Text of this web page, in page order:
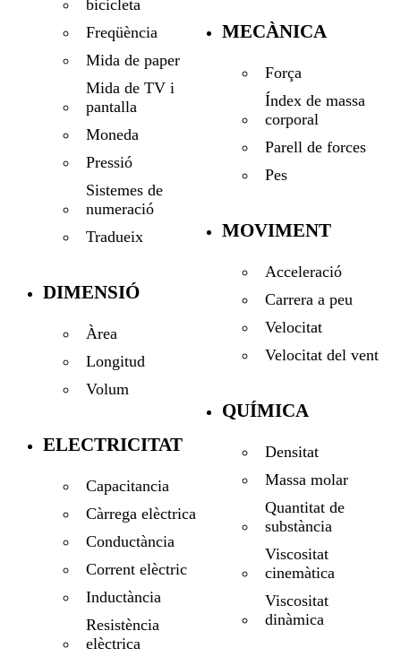
bicicleta
Freqüència
Mida de paper
Mida de TV i
pantalla
Moneda
Pressió
Sistemes de
numeració
Tradueix
DIMENSIÓ
Àrea
Longitud
Volum
ELECTRICITAT
Capacitancia
Càrrega elèctrica
Conductància
Corrent elèctric
Inductància
Resistència
elèctrica
MECÀNICA
Força
Índex de massa
corporal
Parell de forces
Pes
MOVIMENT
Acceleració
Carrera a peu
Velocitat
Velocitat del vent
QUÍMICA
Densitat
Massa molar
Quantitat de
substància
Viscositat
cinemàtica
Viscositat
dinàmica